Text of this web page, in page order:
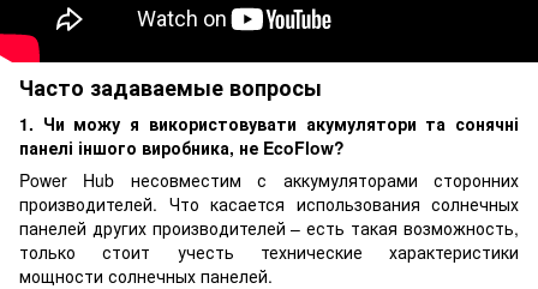
Часто задаваемые вопросы
1. Чи можу я використовувати акумулятори та сонячні
панелі іншого виробника, не EcoFlow?
Power Hub несовместим с аккумуляторами сторонних
производителей. Что касается использования солнечных
панелей других производителей – есть такая возможность,
только стоит учесть технические характеристики
мощности солнечных панелей.